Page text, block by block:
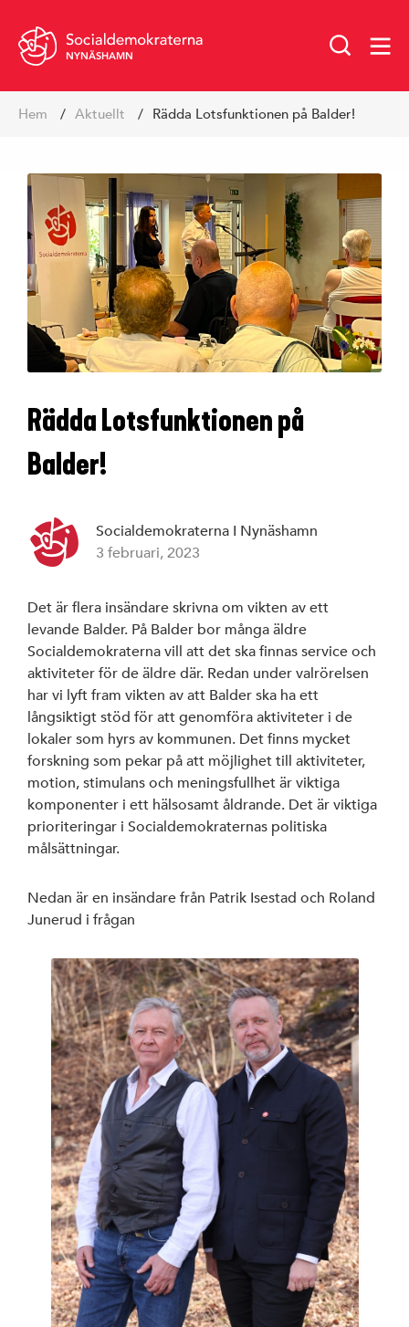
NYNÄSHAMN
Hem Aktuellt Rädda Lotsfunktionen på Balder!
Rädda Lotsfunktionen på
Balder!
Socialdemokraterna I Nynäshamn
3 februari, 2023
Det är flera insändare skrivna om vikten av ett
levande Balder. På Balder bor många äldre
Socialdemokraterna vill att det ska finnas service och
aktiviteter för de äldre där. Redan under valrörelsen
har vi lyft fram vikten av att Balder ska ha ett
långsiktigt stöd för att genomföra aktiviteter i de
lokaler som hyrs av kommunen. Det finns mycket
forskning som pekar på att möjlighet till aktiviteter,
motion, stimulans och meningsfullhet är viktiga
komponenter i ett hälsosamt åldrande. Det är viktiga
prioriteringar i Socialdemokraternas politiska
målsättningar.
Nedan är en insändare från Patrik Isestad och Roland
Junerud i frågan